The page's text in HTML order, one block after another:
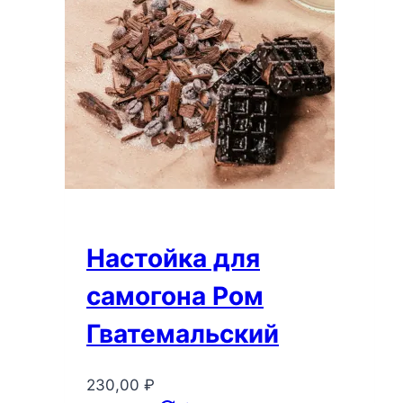
Настойка для
самогона Ром
Гватемальский
230,00 ₽